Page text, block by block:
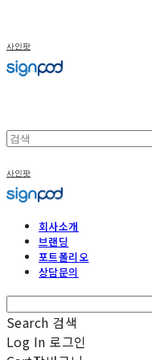
사인팟
사인팟
회사소개
브랜딩
포트폴리오
상담문의
Search 검색
Log In 로그인